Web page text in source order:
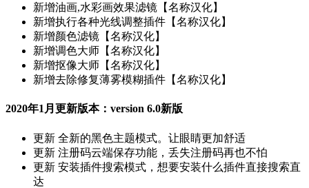
新增油画,水彩画效果滤镜【名称汉化】
新增执行各种光线调整插件【名称汉化】
新增颜色滤镜【名称汉化】
新增调色大师【名称汉化】
新增抠像大师【名称汉化】
新增去除修复薄雾模糊插件【名称汉化】
2020年1月更新版本：version 6.0新版
更新 全新的黑色主题模式。让眼睛更加舒适
更新 注册码云端保存功能，丢失注册码再也不怕
更新 安装插件搜索模式，想要安装什么插件直接搜索直
达